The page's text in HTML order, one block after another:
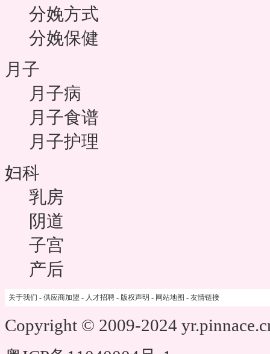
分娩方式
分娩保健
月子
月子病
月子食谱
月子护理
妇科
乳房
阴道
子宫
产后
关于我们 - 供应商加盟 - 人才招聘 - 版权声明 - 网站地图 - 友情链接
Copyright © 2009-2024